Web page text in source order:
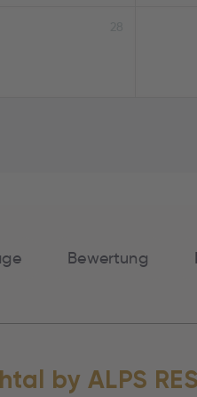
Bewertung
by ALPS